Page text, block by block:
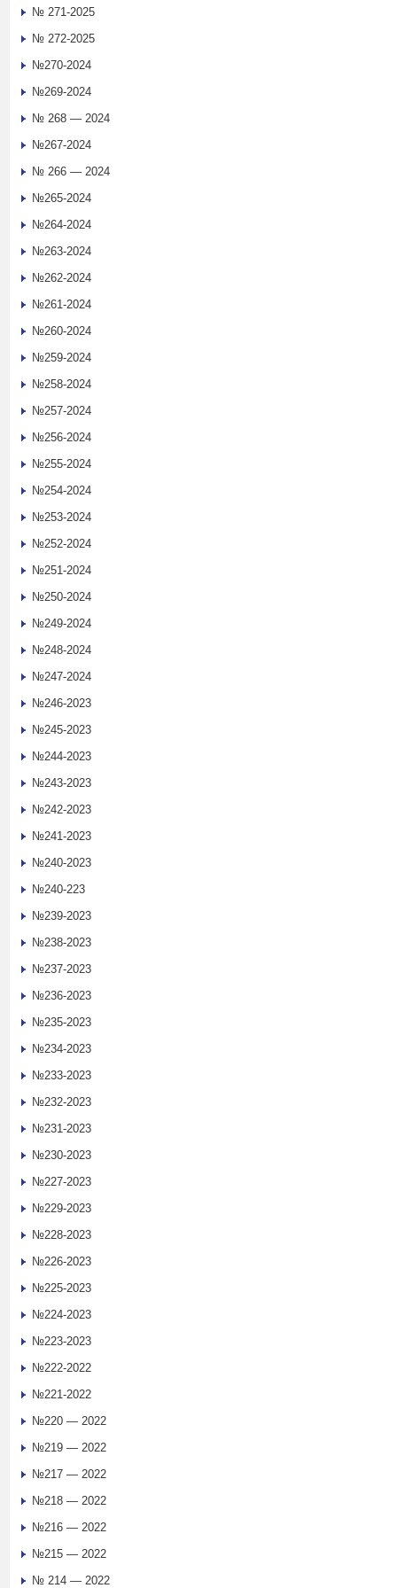
№ 271-2025
№ 272-2025
№270-2024
№269-2024
№ 268 — 2024
№267-2024
№ 266 — 2024
№265-2024
№264-2024
№263-2024
№262-2024
№261-2024
№260-2024
№259-2024
№258-2024
№257-2024
№256-2024
№255-2024
№254-2024
№253-2024
№252-2024
№251-2024
№250-2024
№249-2024
№248-2024
№247-2024
№246-2023
№245-2023
№244-2023
№243-2023
№242-2023
№241-2023
№240-2023
№240-223
№239-2023
№238-2023
№237-2023
№236-2023
№235-2023
№234-2023
№233-2023
№232-2023
№231-2023
№230-2023
№227-2023
№229-2023
№228-2023
№226-2023
№225-2023
№224-2023
№223-2023
№222-2022
№221-2022
№220 — 2022
№219 — 2022
№217 — 2022
№218 — 2022
№216 — 2022
№215 — 2022
№ 214 — 2022